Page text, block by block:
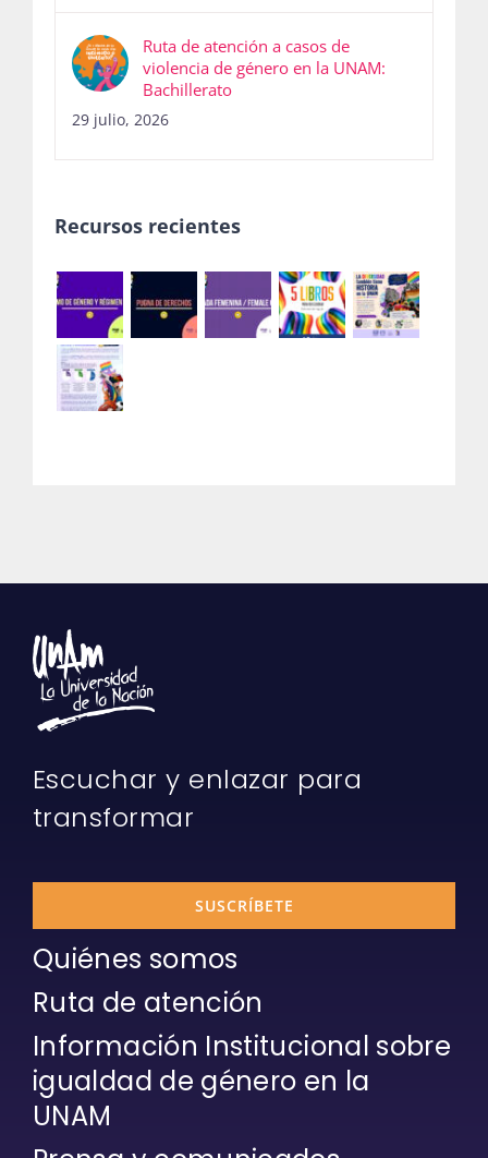
Ruta de atención a casos de
violencia de género en la UNAM:
Bachillerato
29 julio, 2026
Recursos recientes
Escuchar y enlazar para
transformar
SUSCRÍBETE
Quiénes somos
Ruta de atención
Información Institucional sobre
igualdad de género en la
UNAM